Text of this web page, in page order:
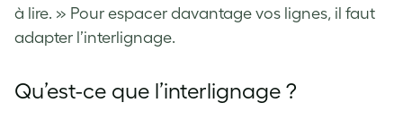
à lire. » Pour espacer davantage vos lignes, il faut
adapter l’interlignage.
Qu’est-ce que l’interlignage ?